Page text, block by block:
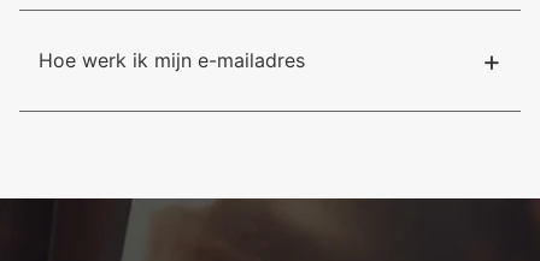
Hoe werk ik mijn e-mailadres +